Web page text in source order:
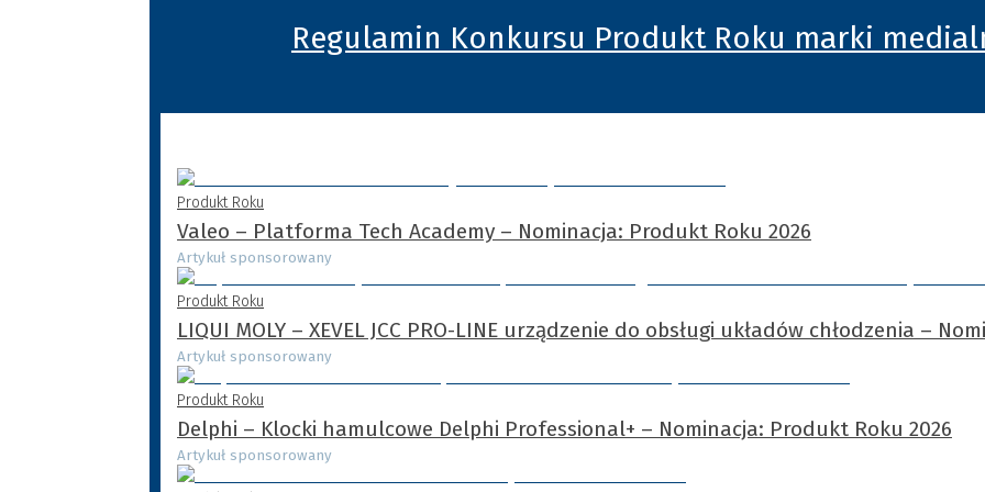
Regulamin Konkursu Produkt Roku marki
Produkt Roku
Valeo – Platforma Tech Academy – Nominacja: Produkt Roku 2026
Artykuł sponsorowany
Produkt Roku
LIQUI MOLY – XEVEL JCC PRO-LINE urządzenie do obsługi układów chłodzenia –
Artykuł sponsorowany
Produkt Roku
Delphi – Klocki hamulcowe Delphi Professional+ – Nominacja: Produkt Roku 2026
Artykuł sponsorowany